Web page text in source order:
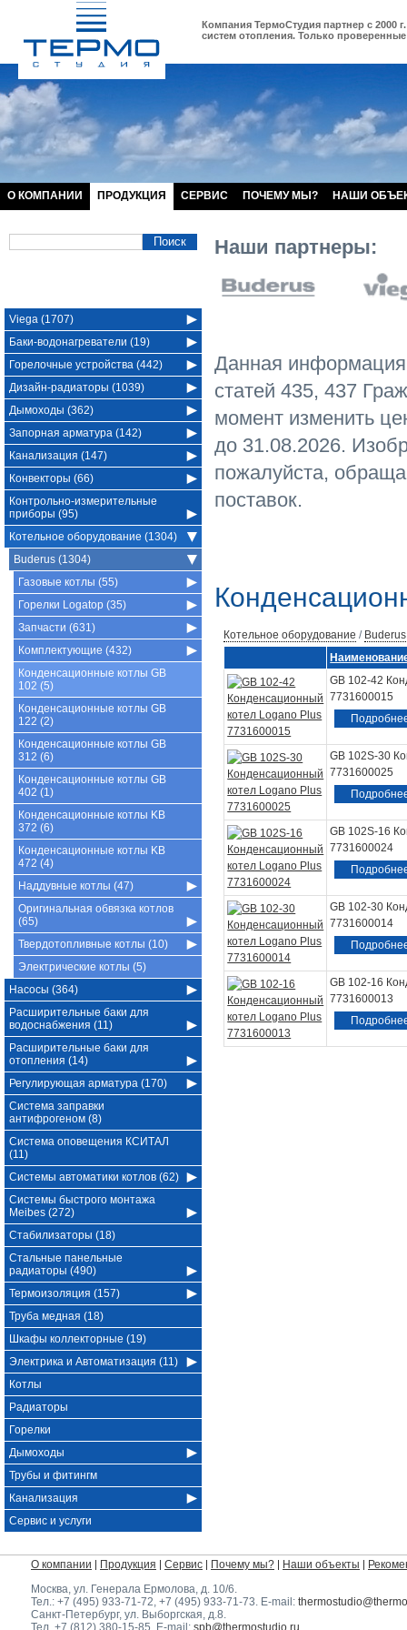
Наши партнеры:
Данная
статей 435, 437
момент изменить
до 31.08.2026.
пожалуйста,
поставок.
Котельное оборудование / Buderus
GB 102-42
7731600015
GB 102S-30
7731600025
GB 102S-16
7731600024
GB 102-30
7731600014
GB 102-16
7731600013
Viega (1707)
Баки-водонагреватели (19)
Горелочные устройства (442)
Дизайн-радиаторы (1039)
Дымоходы (362)
Запорная арматура (142)
Канализация (147)
Конвекторы (66)
Контрольно-измерительные
приборы (95)
Котельное оборудование (1304)
Buderus (1304)
Газовые котлы (55)
Горелки Logatop (35)
Запчасти (631)
Комплектующие (432)
Конденсационные котлы GB
102 (5)
Конденсационные котлы GB
122 (2)
Конденсационные котлы GB
312 (6)
Конденсационные котлы GB
402 (1)
Конденсационные котлы KB
372 (6)
Конденсационные котлы KB
472 (4)
Наддувные котлы (47)
Оригинальная обвязка котлов
(65)
Твердотопливные котлы (10)
Электрические котлы (5)
Насосы (364)
Расширительные баки для
водоснабжения (11)
Расширительные баки для
отопления (14)
Регулирующая арматура (170)
Система заправки
антифрогеном (8)
Система оповещения КСИТАЛ
(11)
Системы автоматики котлов (62)
Системы быстрого монтажа
Meibes (272)
Стабилизаторы (18)
Стальные панельные
радиаторы (490)
Термоизоляция (157)
Труба медная (18)
Шкафы коллекторные (19)
Электрика и Автоматизация (11)
Котлы
Радиаторы
Горелки
Дымоходы
Трубы и фитингм
Канализация
Сервис и услуги
Компания ТермоСтудия партнер с 2000
систем отопления. Только
О КОМПАНИИ ПРОДУКЦИЯ СЕРВИС ПОЧЕМУ МЫ? НАШИ
О компании Продукция Сервис Почему мы? Наши объекты
Москва, ул. Генерала Ермолова, д. 10/6.
Тел.: +7 (495) 933-71-72, +7 (495) 933-71-73. E-mail:
Санкт-Петербург, ул. Выборгская, д.8.
Тел. +7 (812) 380-15-85 .E-mail: spb@thermostudio.ru